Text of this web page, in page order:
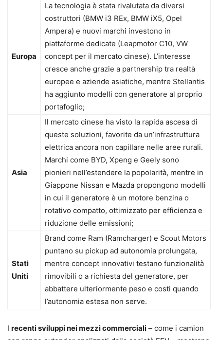
Europa
La tecnologia è stata rivalutata da diversi
costruttori (BMW i3 REx, BMW iX5, Opel
Ampera) e nuovi marchi investono in
piattaforme dedicate (Leapmotor C10, VW
concept per il mercato cinese). L’interesse
cresce anche grazie a partnership tra realtà
europee e aziende asiatiche, mentre Stellantis
ha aggiunto modelli con generatore al proprio
portafoglio;
Asia
Il mercato cinese ha visto la rapida ascesa di
queste soluzioni, favorite da un’infrastruttura
elettrica ancora non capillare nelle aree rurali.
Marchi come BYD, Xpeng e Geely sono
pionieri nell’estendere la popolarità, mentre in
Giappone Nissan e Mazda propongono modelli
in cui il generatore è un motore benzina o
rotativo compatto, ottimizzato per efficienza e
riduzione delle emissioni;
Stati
Uniti
Brand come Ram (Ramcharger) e Scout Motors
puntano su pickup ad autonomia prolungata,
mentre concept innovativi testano funzionalità
rimovibili o a richiesta del generatore, per
abbattere ulteriormente peso e costi quando
l’autonomia estesa non serve.
I recenti sviluppi nei mezzi commerciali – come i camion